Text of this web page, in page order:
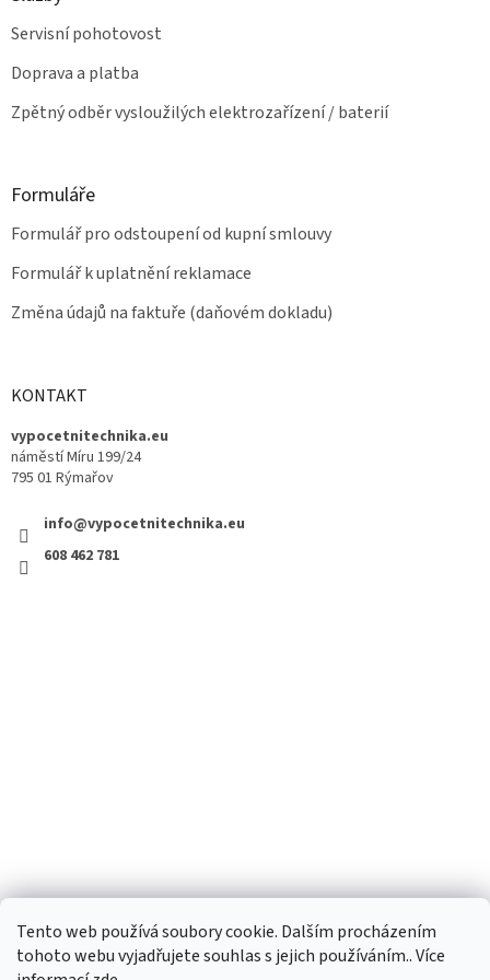
Tento web používá soubory cookie. Dalším procházením
tohoto webu vyjadřujete souhlas s jejich používáním.. Více
Servisní pohotovost
Doprava a platba
Zpětný odběr vysloužilých elektrozařízení / baterií
Formuláře
Formulář pro odstoupení od kupní smlouvy
Formulář k uplatnění reklamace
Změna údajů na faktuře (daňovém dokladu)
KONTAKT
vypocetnitechnika.eu
náměstí Míru 199/24
795 01 Rýmařov
info@vypocetnitechnika.eu
608 462 781